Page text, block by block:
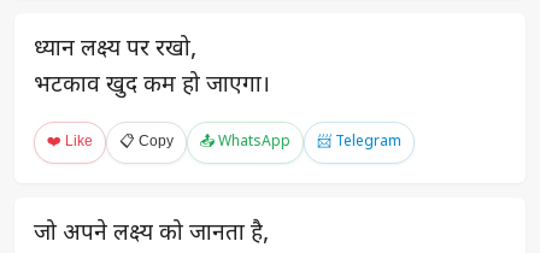
ध्यान लक्ष्य पर रखो,
भटकाव खुद कम हो जाएगा।
❤️ Like 📋 Copy 📤 WhatsApp 📨 Telegram
जो अपने लक्ष्य को जानता है,